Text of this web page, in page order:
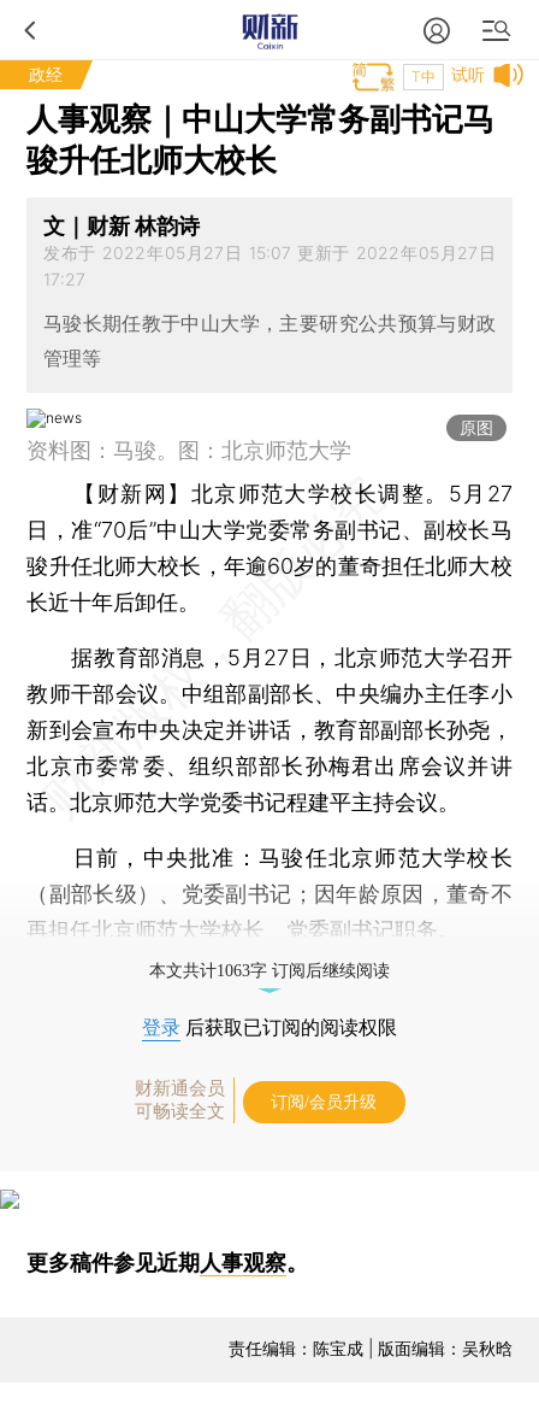
政经 试听
T中
人事观察｜中山大学常务副书记马
骏升任北师大校长
文｜财新 林韵诗
发布于 2022年05月27日 15:07 更新于 2022年05月27日
17:27
马骏长期任教于中山大学，主要研究公共预算与财政
管理等
原图
资料图：马骏。图：北京师范大学
【财新网】 北京师范大学校长调整。5月27
日，准“70后”中山大学党委常务副书记、副校长马
骏升任北师大校长，年逾60岁的董奇担任北师大校
长近十年后卸任。
据教育部消息，5月27日，北京师范大学召开
教师干部会议。中组部副部长、中央编办主任李小
新到会宣布中央决定并讲话，教育部副部长孙尧，
北京市委常委、组织部部长孙梅君出席会议并讲
话。北京师范大学党委书记程建平主持会议。
日前，中央批准：马骏任北京师范大学校长
（副部长级）、党委副书记；因年龄原因，董奇不
再担任北京师范大学校长、党委副书记职务。
本文共计1063字 订阅后继续阅读
登录 后获取已订阅的阅读权限
财新通会员
可畅读全文
订阅/会员升级
更多稿件参见近期 人事观察。
责任编辑：陈宝成 | 版面编辑：吴秋晗